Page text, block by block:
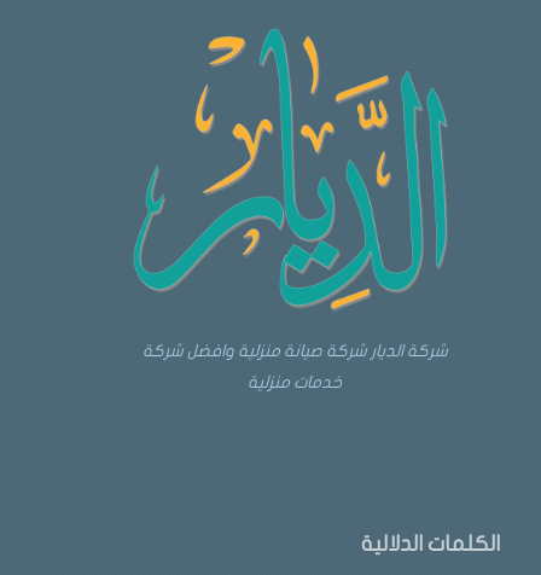
شركة الديار شركة صيانة منزلية وافضل شركة
خدمات منزلية
الكلمات الدلالية